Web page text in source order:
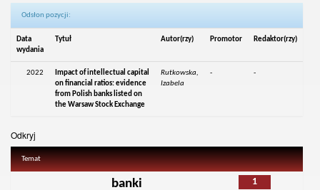
Odsłon pozycji:
Data
wydania
Tytuł Autor(rzy) Promotor Redaktor(rzy)
2022
Impact of intellectual capital
on financial ratios: evidence
from Polish banks listed on
the Warsaw Stock Exchange
Rutkowska,
Izabela
- -
Odkryj
Temat
1
banki